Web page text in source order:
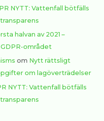
NYTT: Vattenfall bötfälls
halvan av 2021 –
området
om Nytt rättsligt
om lagöverträdelser
NYTT: Vattenfall bötfälls